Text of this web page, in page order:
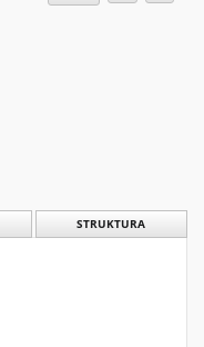
STRUKTURA